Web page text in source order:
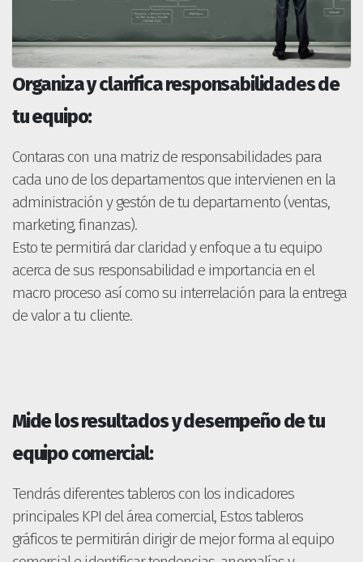
Organiza y clarifica responsabilidades de
tu equipo:
Contaras con una matriz de responsabilidades para
cada uno de los departamentos que intervienen en la
administración y gestón de tu departamento (ventas,
marketing, finanzas).
Esto te permitirá dar claridad y enfoque a tu equipo
acerca de sus responsabilidad e importancia en el
macro proceso así como su interrelación para la entrega
de valor a tu cliente.
Mide los resultados y desempeño de tu
equipo comercial:
Tendrás diferentes tableros con los indicadores
principales KPI del área comercial, Estos tableros
gráficos te permitirán dirigir de mejor forma al equipo